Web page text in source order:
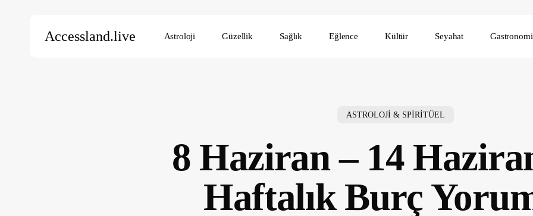
Accessland.live Astroloji Güzellik Sağlık Eğlence Kültür Seyahat Gastronomi
ASTROLOJİ & SPİRİTÜEL
8 Haziran – 14
Haftalık Burç